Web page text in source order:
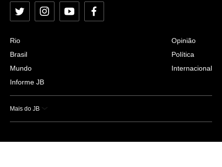
Twitter InstagramYouTubeFacebook
Rio
Brasil
Mundo
Informe JB
Opinião
Política
Internacional
Mais do JB
Esportes